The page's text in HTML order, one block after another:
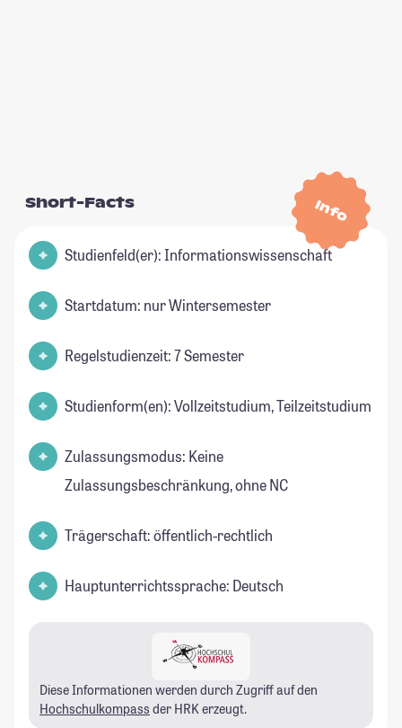
Info
Short-Facts
Studienfeld(er): Informationswissenschaft
Startdatum: nur Wintersemester
Regelstudienzeit: 7 Semester
Studienform(en): Vollzeitstudium, Teilzeitstudium
Zulassungsmodus: Keine
Zulassungsbeschränkung, ohne NC
Trägerschaft: öffentlich-rechtlich
Hauptunterrichtssprache: Deutsch
Diese Informationen werden durch Zugriff auf den
Hochschulkompass der HRK erzeugt.